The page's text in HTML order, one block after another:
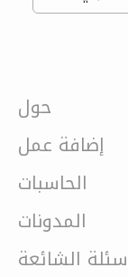
حول
إضافة عمل
الحاسبات
المدونات
الشائعة